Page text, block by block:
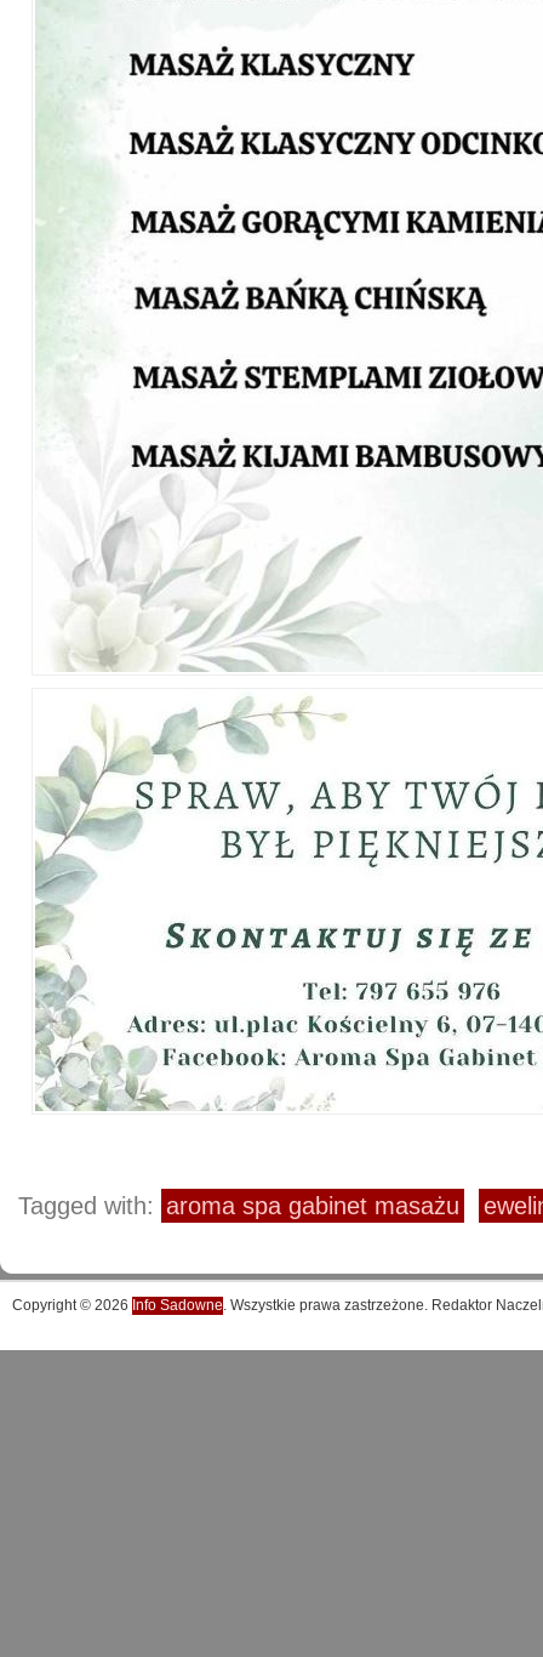
Tagged with: aroma spa gabinet masażu
Copyright © 2026 Info Sadowne. Wszystkie prawa zastrzeżone. Redaktor